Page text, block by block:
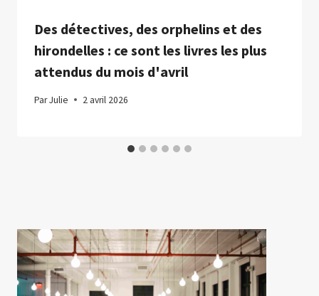
Des détectives, des orphelins et des
hirondelles : ce sont les livres les plus
attendus du mois d'avril
ParJulie 2 avril 2026